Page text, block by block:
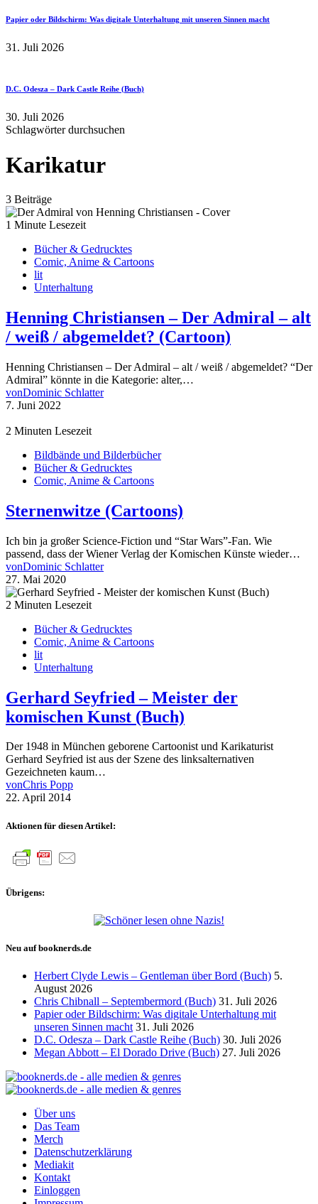
Papier oder Bildschirm: Was digitale Unterhaltung mit unseren Sinnen macht
31. Juli 2026
D.C. Odesza – Dark Castle Reihe (Buch)
30. Juli 2026
Schlagwörter durchsuchen
Karikatur
3 Beiträge
1 Minute Lesezeit
Bücher & Gedrucktes
Comic, Anime & Cartoons
lit
Unterhaltung
Henning Christiansen – Der Admiral – alt
/ weiß / abgemeldet? (Cartoon)
Henning Christiansen – Der Admiral – alt / weiß / abgemeldet? “Der
Admiral” könnte in die Kategorie: alter,…
vonDominic Schlatter
7. Juni 2022
2 Minuten Lesezeit
Bildbände und Bilderbücher
Bücher & Gedrucktes
Comic, Anime & Cartoons
Sternenwitze (Cartoons)
Ich bin ja großer Science-Fiction und “Star Wars”-Fan. Wie
passend, dass der Wiener Verlag der Komischen Künste wieder…
vonDominic Schlatter
27. Mai 2020
2 Minuten Lesezeit
Bücher & Gedrucktes
Comic, Anime & Cartoons
lit
Unterhaltung
Gerhard Seyfried – Meister der
komischen Kunst (Buch)
Der 1948 in München geborene Cartoonist und Karikaturist
Gerhard Seyfried ist aus der Szene des linksalternativen
Gezeichneten kaum…
vonChris Popp
22. April 2014
Aktionen für diesen Artikel:
Übrigens:
Neu auf booknerds.de
Herbert Clyde Lewis – Gentleman über Bord (Buch) 5.
August 2026
Chris Chibnall – Septembermord (Buch) 31. Juli 2026
Papier oder Bildschirm: Was digitale Unterhaltung mit
unseren Sinnen macht 31. Juli 2026
D.C. Odesza – Dark Castle Reihe (Buch) 30. Juli 2026
Megan Abbott – El Dorado Drive (Buch) 27. Juli 2026
Über uns
Das Team
Merch
Datenschutzerklärung
Mediakit
Kontakt
Einloggen